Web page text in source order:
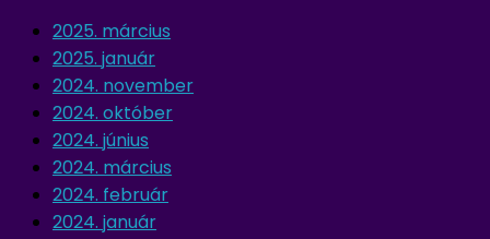
2025. március
2025. január
2024. november
2024. október
2024. június
2024. március
2024. február
2024. január